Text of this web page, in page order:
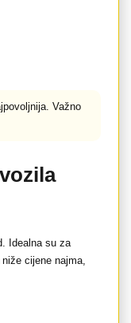
Važno
Idealna su za
cijene najma,